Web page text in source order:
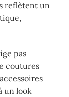
reflètent un
pas
coutures
un look